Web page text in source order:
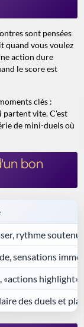
sont pensées
quand vous voulez
action dure
le score est
clés :
partent vite. C'est
de mini-duels où
bon
rythme soutenu
sensations
«actions highlight»
des duels et